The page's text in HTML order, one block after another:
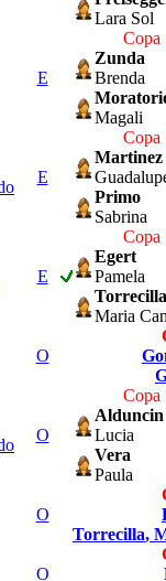
Lara Sol
E
Copa
Zunda
Brenda
Magali
E
Copa
Martinez
Primo
Sabrina
E
Copa
Egert
Pamela
Torrecilla
Maria
O
O
Copa
Alduncin
Lucia
Vera
Paula
O
Torrecilla,
O